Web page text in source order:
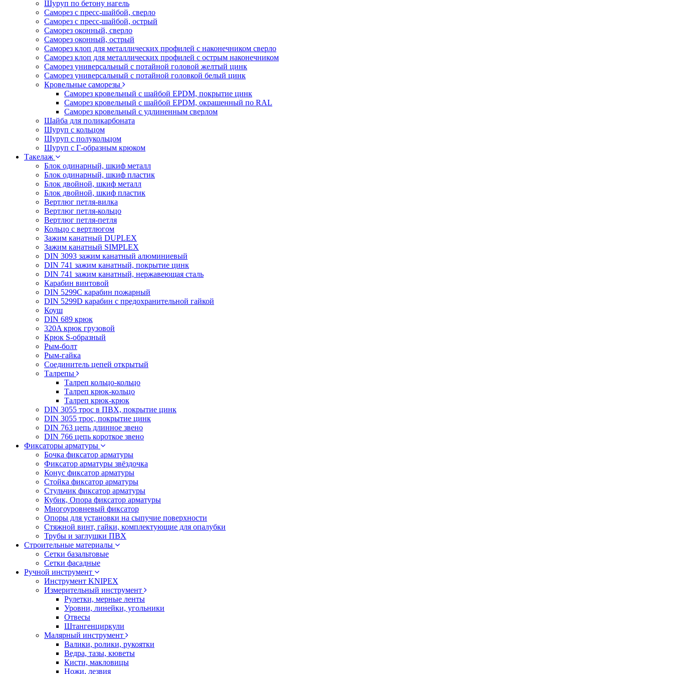
Шуруп по бетону нагель
Саморез с пресс-шайбой, сверло
Саморез с пресс-шайбой, острый
Саморез оконный, сверло
Саморез оконный, острый
Саморез клоп для металлических профилей с наконечником сверло
Саморез клоп для металлических профилей с острым наконечником
Саморез универсальный с потайной головой желтый цинк
Саморез универсальный с потайной головкой белый цинк
Кровельные саморезы
Саморез кровельный с шайбой EPDM, покрытие цинк
Саморез кровельный с шайбой EPDM, окрашенный по RAL
Саморез кровельный с удлиненным сверлом
Шайба для поликарбоната
Шуруп с кольцом
Шуруп с полукольцом
Шуруп с Г-образным крюком
Такелаж
Блок одинарный, шкиф металл
Блок одинарный, шкиф пластик
Блок двойной, шкиф металл
Блок двойной, шкиф пластик
Вертлюг петля-вилка
Вертлюг петля-кольцо
Вертлюг петля-петля
Кольцо с вертлюгом
Зажим канатный DUPLEX
Зажим канатный SIMPLEX
DIN 3093 зажим канатный алюминиевый
DIN 741 зажим канатный, покрытие цинк
DIN 741 зажим канатный, нержавеющая сталь
Карабин винтовой
DIN 5299C карабин пожарный
DIN 5299D карабин с предохранительной гайкой
Коуш
DIN 689 крюк
320A крюк грузовой
Крюк S-образный
Рым-болт
Рым-гайка
Соединитель цепей открытый
Талрепы
Талреп кольцо-кольцо
Талреп крюк-кольцо
Талреп крюк-крюк
DIN 3055 трос в ПВХ, покрытие цинк
DIN 3055 трос, покрытие цинк
DIN 763 цепь длинное звено
DIN 766 цепь короткое звено
Фиксаторы арматуры
Бочка фиксатор арматуры
Фиксатор арматуры звёздочка
Конус фиксатор арматуры
Стойка фиксатор арматуры
Стульчик фиксатор арматуры
Кубик, Опора фиксатор арматуры
Многоуровневый фиксатор
Опоры для установки на сыпучие поверхности
Стяжной винт, гайки, комплектующие для опалубки
Трубы и заглушки ПВХ
Строительные материалы
Сетки базальтовые
Сетки фасадные
Ручной инструмент
Инструмент KNIPEX
Измерительный инструмент
Рулетки, мерные ленты
Уровни, линейки, угольники
Отвесы
Штангенциркули
Малярный инструмент
Валики, ролики, рукоятки
Ведра, тазы, кюветы
Кисти, макловицы
Ножи, лезвия